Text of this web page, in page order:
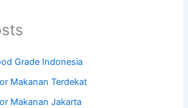
Grade Indonesia
Makanan Terdekat
Makanan Jakarta